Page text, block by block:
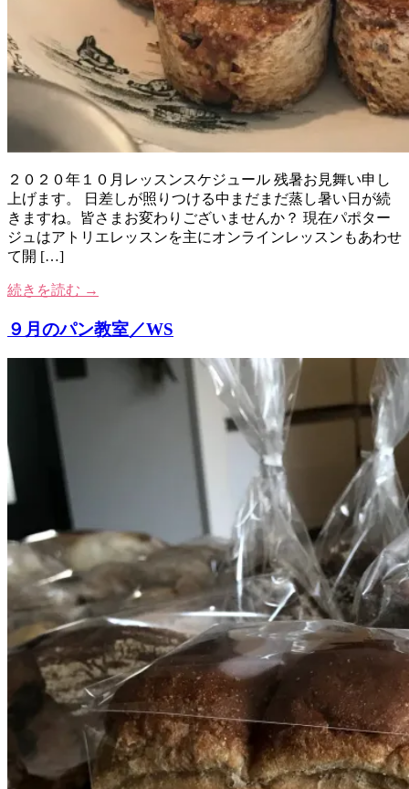
２０２０年１０月レッスンスケジュール 残暑お見舞い申し
上げます。 日差しが照りつける中まだまだ蒸し暑い日が続
きますね。皆さまお変わりございませんか？ 現在パポター
ジュはアトリエレッスンを主にオンラインレッスンもあわせ
て開 […]
続きを読む →
９月のパン教室／WS